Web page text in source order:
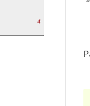
Commentaire ou
4